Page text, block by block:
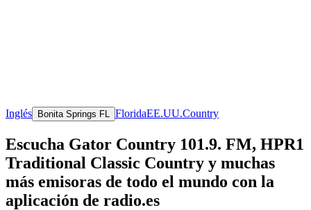
Inglés Bonita Springs FL FloridaEE.UU.Country
Escucha Gator Country 101.9. FM, HPR1
Traditional Classic Country y muchas
más emisoras de todo el mundo con la
aplicación de radio.es